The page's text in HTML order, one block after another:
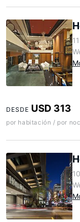
DESDE USD 313
por habitación / por